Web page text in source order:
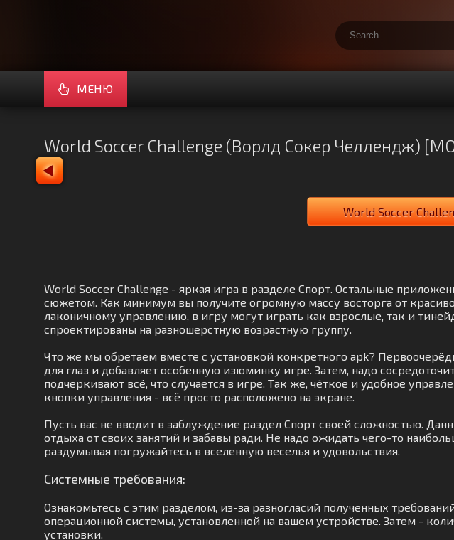
МЕНЮ
World Soccer Challenge (Ворлд Сокер Челлендж)
World Soccer
World Soccer Challenge - яркая игра в разделе Спорт. Остальные
сюжетом. Как минимум вы получите огромную массу восторга от
лаконичному управлению, в игру могут играть как взрослые, так и
спроектированы на разношерстную возрастную группу.
Что же мы обретаем вместе с установкой конкретного apk?
для глаз и добавляет особенную изюминку игре. Затем, надо
подчеркивают всё, что случается в игре. Так же, чёткое и удобное
кнопки управления - всё просто расположено на экране.
Пусть вас не вводит в заблуждение раздел Спорт своей сложностью.
отдыха от своих занятий и забавы ради. Не надо ожидать чего-то
раздумывая погружайтесь в вселенную веселья и удовольствия.
Системные требования:
Ознакомьтесь с этим разделом, из-за разногласий полученных
операционной системы, установленной на вашем устройстве. Затем -
установки.